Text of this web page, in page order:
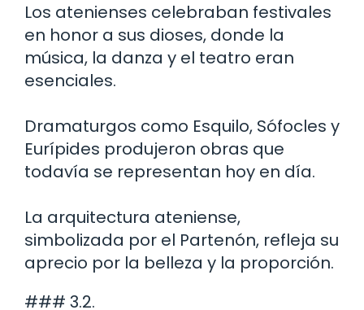
Los atenienses celebraban festivales
en honor a sus dioses, donde la
música, la danza y el teatro eran
esenciales.
Dramaturgos como Esquilo, Sófocles y
Eurípides produjeron obras que
todavía se representan hoy en día.
La arquitectura ateniense,
simbolizada por el Partenón, refleja su
aprecio por la belleza y la proporción.
### 3.2.